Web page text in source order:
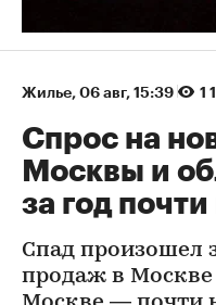
Жилье⁠, 06 авг, 15:39 1
Спрос на
Москвы и
за год
Спад произошел
продаж в